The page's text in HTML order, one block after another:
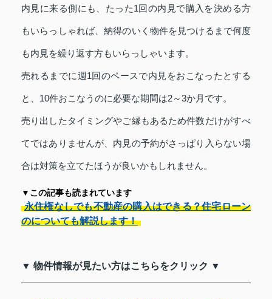
内見に来る側にも、たった1回の内見で購入を決める方
もいらっしゃれば、納得のいく物件を見つけるまで何度
も内見を繰り返す方もいらっしゃいます。
売れるまでに週1回のペースで内見をおこなったとする
と、10件おこなうのに必要な期間は2～3か月です。
売り出したタイミングやご縁もあるため件数だけがすべ
てではありませんが、内見の予約がさっぱり入らない場
合は対策を立てたほうが良いかもしれません。
▼この記事も読まれています
永住権なしでも不動産の購入はできる？住宅ローン
のについても解説します！
▼ 物件情報が見たい方はこちらをクリック ▼